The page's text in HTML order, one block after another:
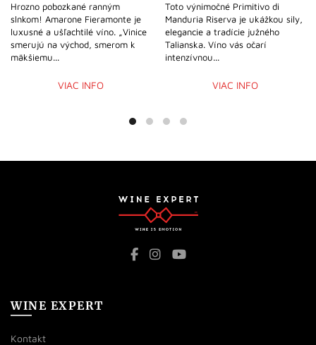
Hrozno pobozkané ranným
slnkom! Amarone Fieramonte je
luxusné a ušľachtilé víno. „Vinice
smerujú na východ, smerom k
mäkšiemu...
VIAC INFO
Toto výnimočné Primitivo di
Manduria Riserva je ukážkou sily,
elegancie a tradície južného
Talianska. Víno vás očarí
intenzívnou...
VIAC INFO
WINE EXPERT
Kontakt